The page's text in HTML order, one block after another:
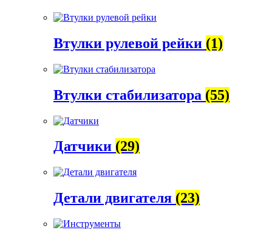
Втулки рулевой рейки (1)
Втулки стабилизатора (55)
Датчики (29)
Детали двигателя (23)